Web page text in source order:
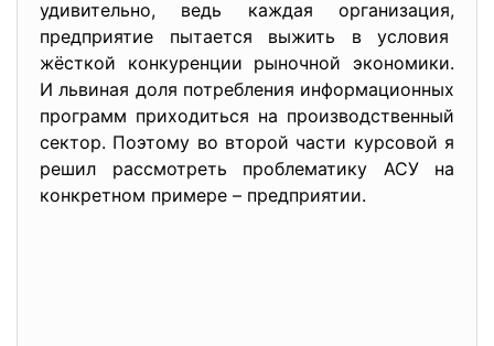
удивительно, ведь каждая организация,
предприятие пытается выжить в условия
жёсткой конкуренции рыночной экономики.
И львиная доля потребления информационных
программ приходиться на производственный
сектор. Поэтому во второй части курсовой я
решил рассмотреть проблематику АСУ на
конкретном примере – предприятии.